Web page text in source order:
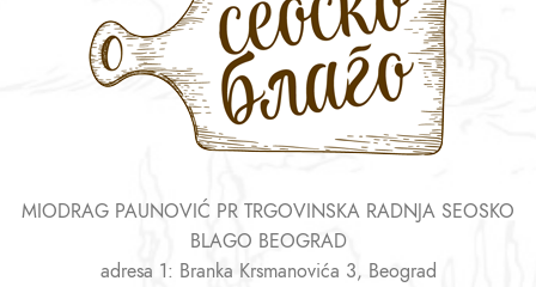
MIODRAG PAUNOVIĆ PR TRGOVINSKA RADNJA SEOSKO
BLAGO BEOGRAD
adresa 1: Branka Krsmanovića 3, Beograd